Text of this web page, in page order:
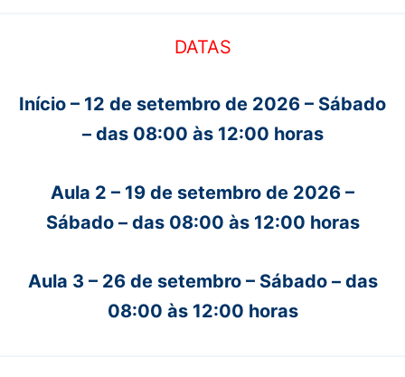
DATAS
Início – 12 de setembro de 2026 – Sábado
– das 08:00 às 12:00 horas
Aula 2 – 19 de setembro de 2026 –
Sábado – das 08:00 às 12:00 horas
Aula 3 – 26 de setembro– Sábado – das
08:00 às 12:00 horas